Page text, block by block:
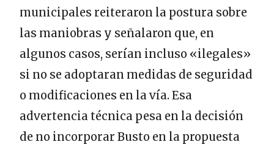
municipales reiteraron la postura sobre
las maniobras y señalaron que, en
algunos casos, serían incluso «ilegales»
si no se adoptaran medidas de seguridad
o modificaciones en la vía. Esa
advertencia técnica pesa en la decisión
de no incorporar Busto en la propuesta